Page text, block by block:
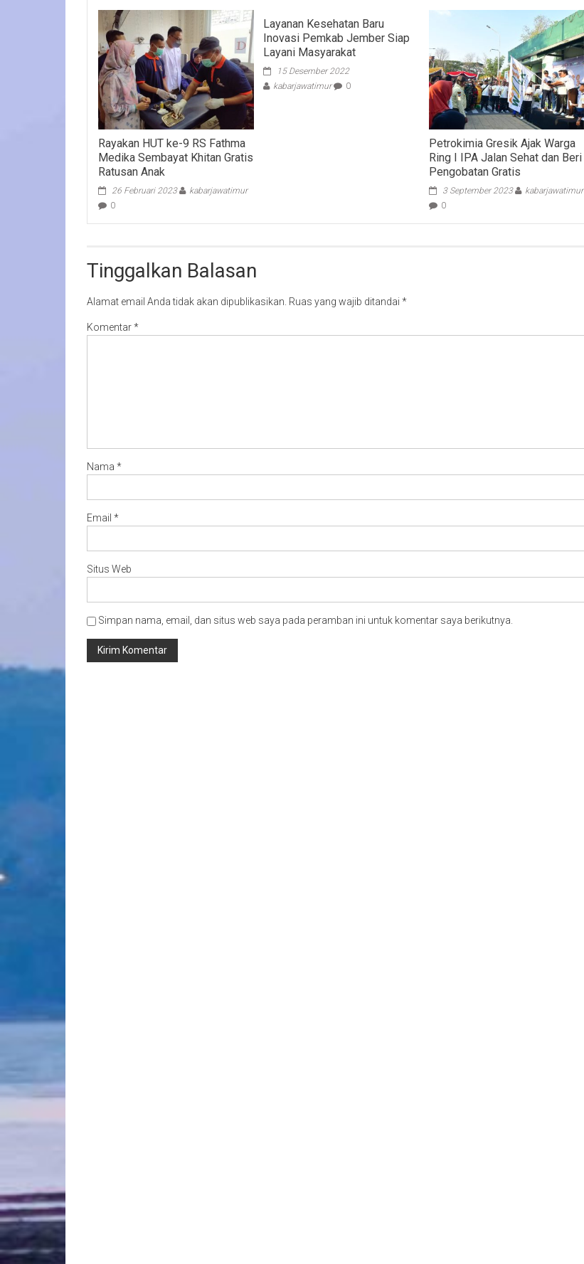
Rayakan HUT ke-9 RS Fathma
Medika Sembayat Khitan Gratis
Ratusan Anak
26 Februari 2023
kabarjawatimur
0
Layanan Kesehatan Baru
Inovasi Pemkab Jember Siap
Layani Masyarakat
15 Desember 2022
kabarjawatimur
0
Petrokimia Gresik Ajak Warga
Ring I IPA Jalan Sehat dan Beri
Pengobatan Gratis
3 September 2023
kabarjawatimur
0
Tinggalkan Balasan
Alamat email Anda tidak akan dipublikasikan. Ruas yang wajib ditandai *
Komentar*
Nama *
Email *
Situs Web
Simpan nama, email, dan situs web saya pada peramban ini untuk komentar saya berikutnya.